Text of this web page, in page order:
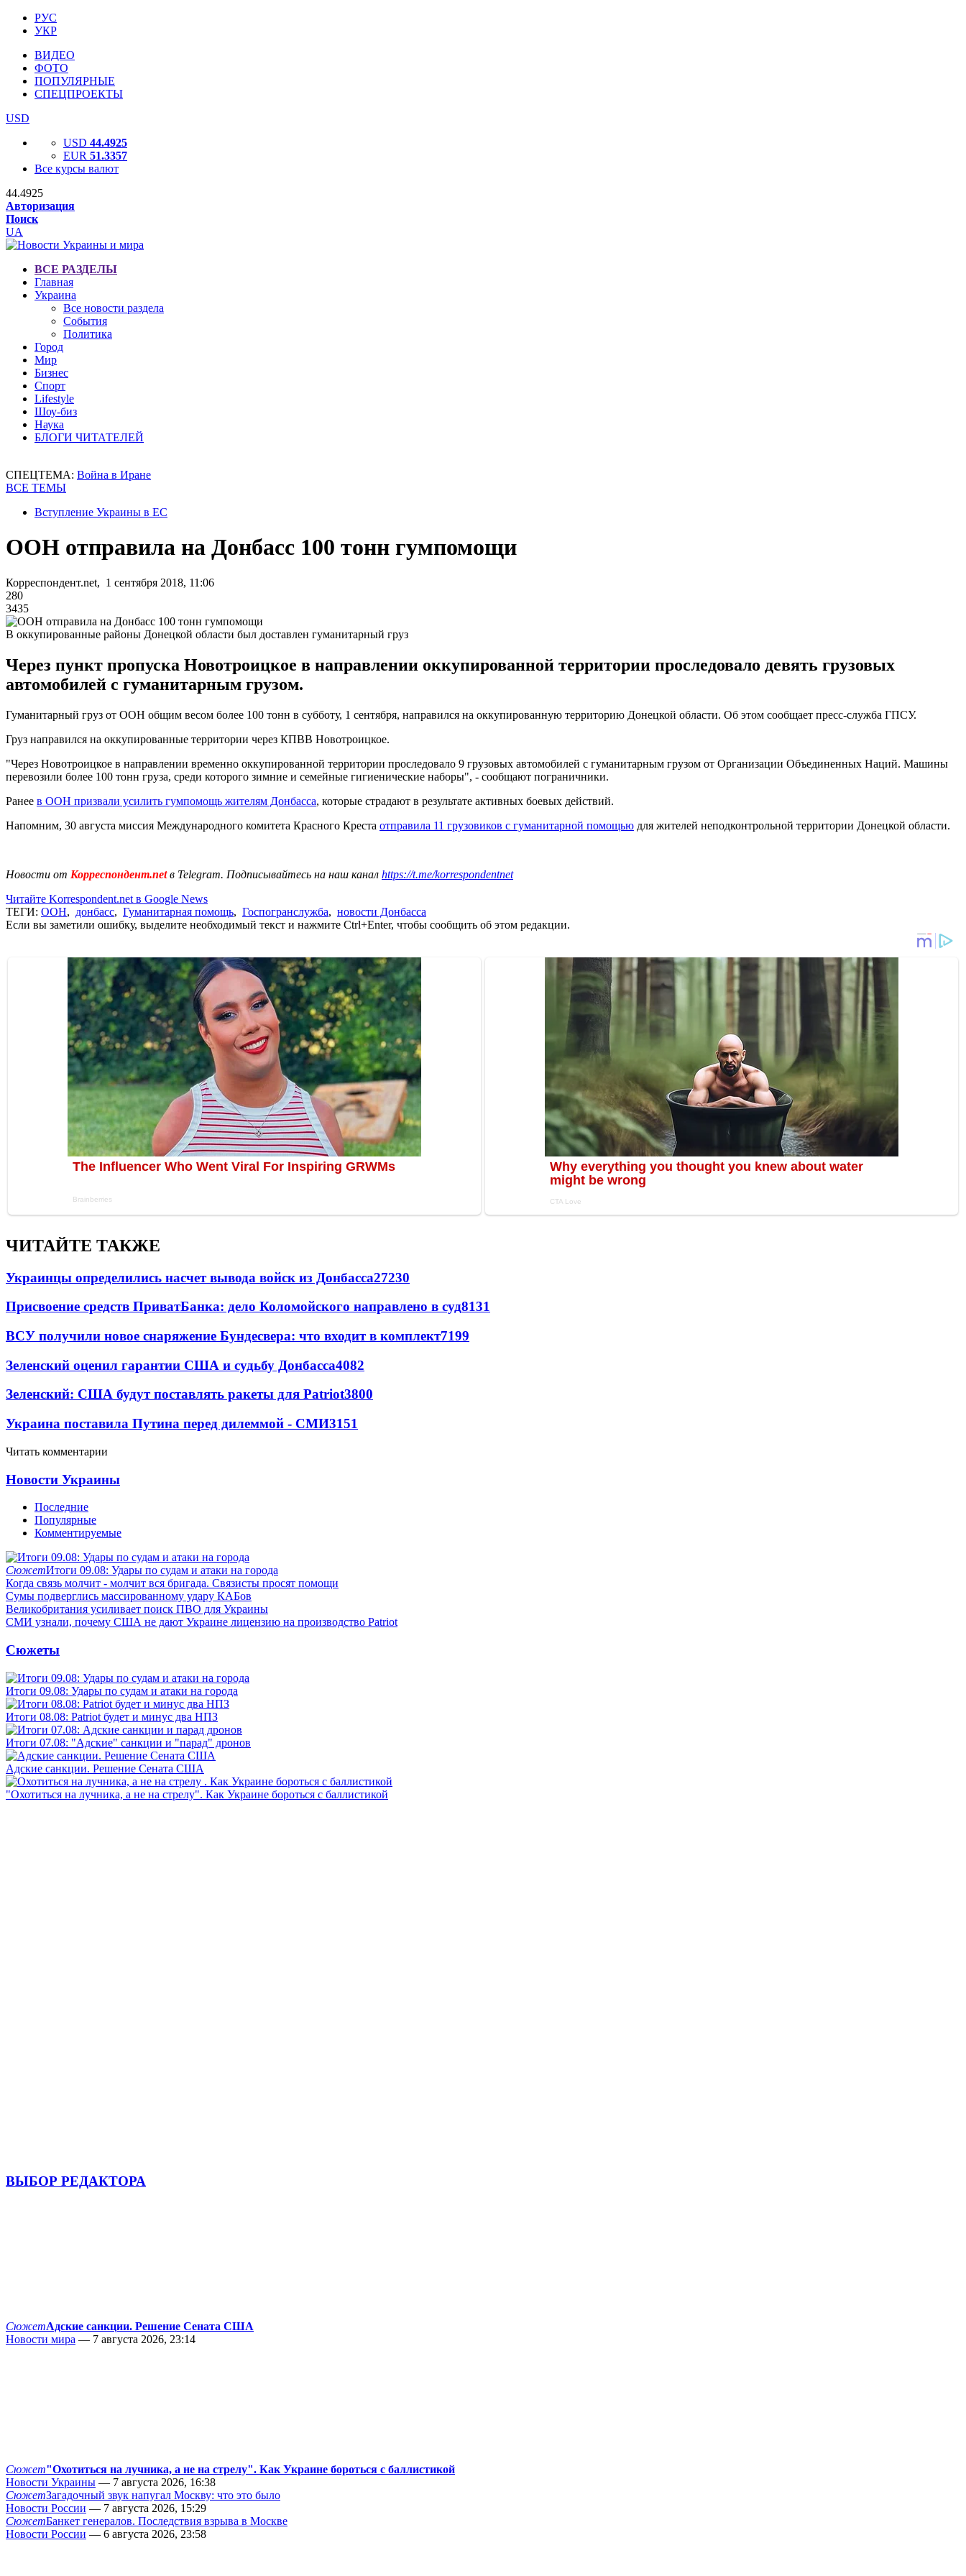
РУС
УКР
ВИДЕО
ФОТО
ПОПУЛЯРНЫЕ
СПЕЦПРОЕКТЫ
USD
USD 44.4925
EUR 51.3357
Все курсы валют
44.4925
Авторизация
Поиск
UA
ВСЕ РАЗДЕЛЫ
Главная
Украина
Все новости раздела
События
Политика
Город
Мир
Бизнес
Спорт
Lifestyle
Шоу-биз
Наука
БЛОГИ ЧИТАТЕЛЕЙ
СПЕЦТЕМА: Война в Иране
ВСЕ ТЕМЫ
Вступление Украины в ЕС
ООН отправила на Донбасс 100 тонн гумпомощи
Корреспондент.net, 1 сентября 2018, 11:06
280
3435
В оккупированные районы Донецкой области был доставлен гуманитарный груз
Через пункт пропуска Новотроицкое в направлении оккупированной территории проследовало девять грузовых
автомобилей с гуманитарным грузом.
Гуманитарный груз от ООН общим весом более 100 тонн в субботу, 1 сентября, направился на оккупированную территорию Донецкой области. Об этом сообщает пресс-служба ГПСУ.
Груз направился на оккупированные территории через КПВВ Новотроицкое.
"Через Новотроицкое в направлении временно оккупированной территории проследовало 9 грузовых автомобилей с гуманитарным грузом от Организации Объединенных Наций. Машины
перевозили более 100 тонн груза, среди которого зимние и семейные гигиенические наборы", - сообщают пограничники.
Ранее в ООН призвали усилить гумпомощь жителям Донбасса, которые страдают в результате активных боевых действий.
Напомним, 30 августа миссия Международного комитета Красного Креста отправила 11 грузовиков с гуманитарной помощью для жителей неподконтрольной территории Донецкой области.
Новости от Корреспондент.netв Telegram. Подписывайтесь на наш канал https://t.me/korrespondentnet
Читайте Korrespondent.net в Google News
ТЕГИ: ООН, донбасс, Гуманитарная помощь, Госпогранслужба, новости Донбасса
Если вы заметили ошибку, выделите необходимый текст и нажмите Ctrl+Enter, чтобы сообщить об этом редакции.
ЧИТАЙТЕ ТАКЖЕ
Украинцы определились насчет вывода войск из Донбасса27230
Присвоение средств ПриватБанка: дело Коломойского направлено в суд8131
ВСУ получили новое снаряжение Бундесвера: что входит в комплект7199
Зеленский оценил гарантии США и судьбу Донбасса4082
Зеленский: США будут поставлять ракеты для Patriot3800
Украина поставила Путина перед дилеммой - СМИ3151
Читать комментарии
Новости Украины
Последние
Популярные
Комментируемые
СюжетИтоги 09.08: Удары по судам и атаки на города
Когда связь молчит - молчит вся бригада. Связисты просят помощи
Сумы подверглись массированному удару КАБов
Великобритания усиливает поиск ПВО для Украины
СМИ узнали, почему США не дают Украине лицензию на производство Patriot
Сюжеты
Итоги 09.08: Удары по судам и атаки на города
Итоги 08.08: Patriot будет и минус два НПЗ
Итоги 07.08: "Адские" санкции и "парад" дронов
Адские санкции. Решение Сената США
"Охотиться на лучника, а не на стрелу". Как Украине бороться с баллистикой
ВЫБОР РЕДАКТОРА
СюжетАдские санкции. Решение Сената США
Новости мира — 7 августа 2026, 23:14
Сюжет"Охотиться на лучника, а не на стрелу". Как Украине бороться с баллистикой
Новости Украины — 7 августа 2026, 16:38
СюжетЗагадочный звук напугал Москву: что это было
Новости России — 7 августа 2026, 15:29
СюжетБанкет генералов. Последствия взрыва в Москве
Новости России — 6 августа 2026, 23:58